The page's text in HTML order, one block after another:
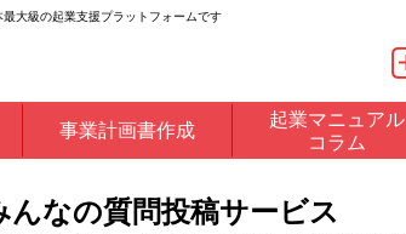
大級の起業支援プラットフォームです
事業計画書作成
起業マニュアル
コラム
なの質問投稿サービス